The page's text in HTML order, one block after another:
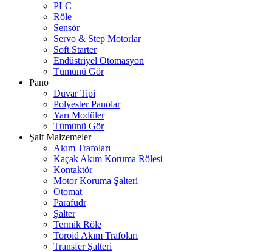
PLC
Röle
Sensör
Servo & Step Motorlar
Soft Starter
Endüstriyel Otomasyon
Tümünü Gör
Pano
Duvar Tipi
Polyester Panolar
Yarı Modüler
Tümünü Gör
Şalt Malzemeler
Akım Trafoları
Kaçak Akım Koruma Rölesi
Kontaktör
Motor Koruma Şalteri
Otomat
Parafudr
Şalter
Termik Röle
Toroid Akım Trafoları
Transfer Şalteri